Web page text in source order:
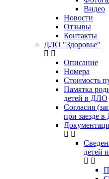
Видео
Новости
Отзывы
Контакты
ДЛО "Здоровье"
Описание
Номера
Стоимость
Памятка
детей в ДЛО
Согласия
при заезде
детей